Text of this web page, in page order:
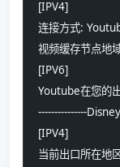
[IPV4]
连接方式:
视频缓存节点地
[IPV6]
Youtube在您的
---------------
[IPV4]
当前出口所在地